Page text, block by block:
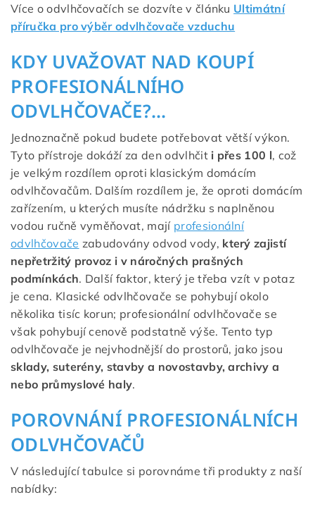
Více o odvlhčovačích se dozvíte v článku Ultimátní
příručka pro výběr odvlhčovače vzduchu
KDY UVAŽOVAT NAD KOUPÍ
PROFESIONÁLNÍHO
ODVLHČOVAČE?...
Jednoznačně pokud budete potřebovat větší výkon.
Tyto přístroje dokáží za den odvlhčiti přes 100 l, což
je velkým rozdílem oproti klasickým domácím
odvlhčovačům. Dalším rozdílem je, že oproti domácím
zařízením, u kterých musíte nádržku s naplněnou
vodou ručně vyměňovat, mají profesionální
odvlhčovače zabudovány odvod vody, který zajistí
nepřetržitý provoz i v náročných prašných
podmínkách. Další faktor, který je třeba vzít v potaz
je cena. Klasické odvlhčovače se pohybují okolo
několika tisíc korun; profesionální odvlhčovače se
však pohybují cenově podstatně výše. Tento typ
odvlhčovače je nejvhodnější do prostorů, jako jsou
sklady, suterény, stavby a novostavby, archivy a
nebo průmyslové haly.
POROVNÁNÍ PROFESIONÁLNÍCH
ODLVHČOVAČŮ
V následující tabulce si porovnáme tři produkty z naší
nabídky: